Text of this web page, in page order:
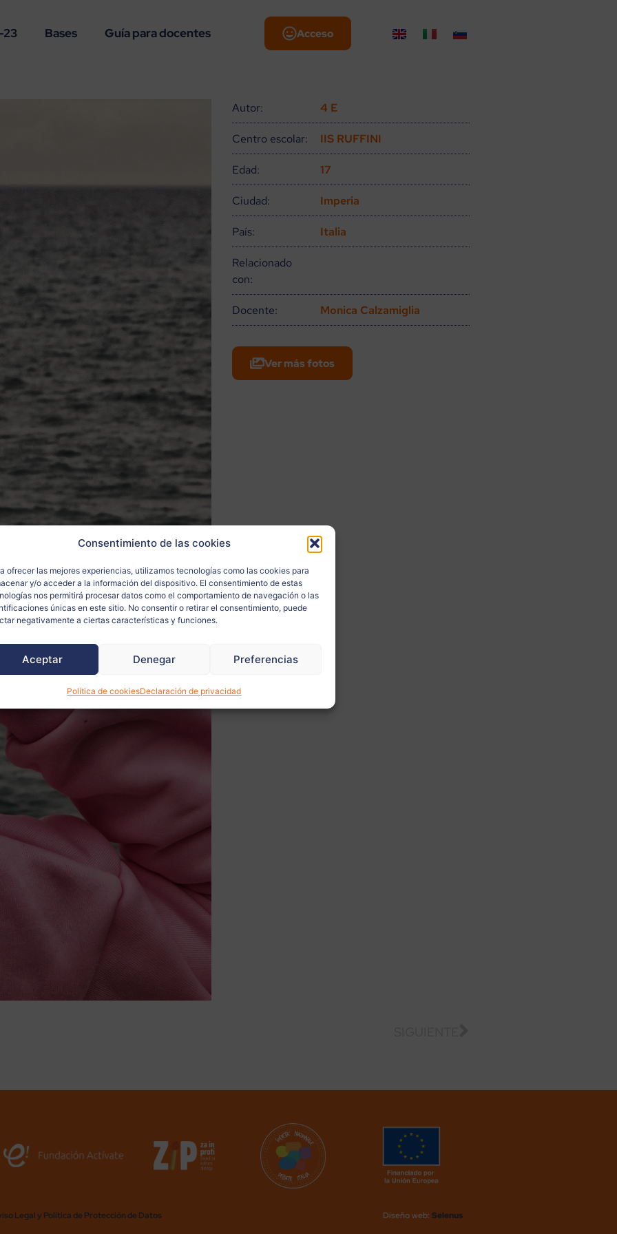
Consentimiento de las cookies
ofrecer las mejores experiencias, utilizamos tecnologías como las cookies para
y/o acceder a la información del dispositivo. El consentimiento de estas
nos permitirá procesar datos como el comportamiento de navegación o las
únicas en este sitio. No consentir o retirar el consentimiento, puede
negativamente a ciertas características y funciones.
Aceptar Denegar Preferencias
Política de cookiesDeclaración de privacidad
23 Bases Guía para docentes Acceso
Autor: 4 E
Centro escolar: IIS RUFFINI
Edad: 17
Ciudad: Imperia
País: Italia
Relacionado
con:
Docente: Monica Calzamiglia
Ver más fotos
Legal y Política de Protección de Datos Diseño web: Selenus